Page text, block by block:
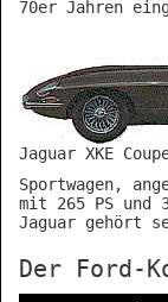
70er Jahren
Jaguar XKE
Sportwagen,
mit 265 PS und
Jaguar gehört
Der Ford-